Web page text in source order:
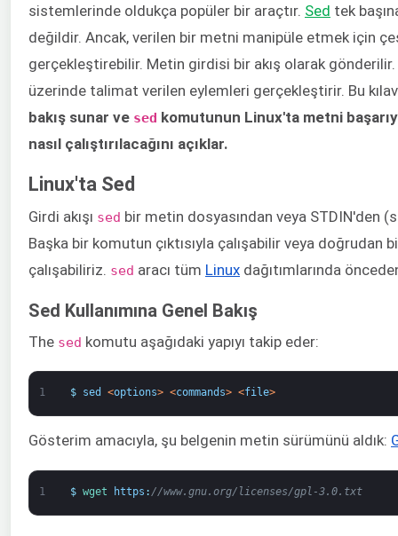
sistemlerinde oldukça popüler bir araçtır. Sed tek
değildir. Ancak, verilen bir metni manipüle etmek için
gerçekleştirebilir. Metin girdisi bir akış olarak gönderilir.
üzerinde talimat verilen eylemleri gerçekleştirir. Bu
bakış sunar ve sed komutunun Linux'ta metni
nasıl çalıştırılacağını açıklar.
Linux'ta Sed
Girdi akışı sed bir metin dosyasından veya STDIN'den
Başka bir komutun çıktısıyla çalışabilir veya doğrudan
çalışabiliriz. sed aracı tüm Linux dağıtımlarında
Sed Kullanımına Genel Bakış
The sed komutu aşağıdaki yapıyı takip eder:
1 $ sed <options> <commands> <file>
Gösterim amacıyla, şu belgenin metin sürümünü aldık:
1 $ wget https : //www.gnu.org/licenses/gpl-3.0.txt